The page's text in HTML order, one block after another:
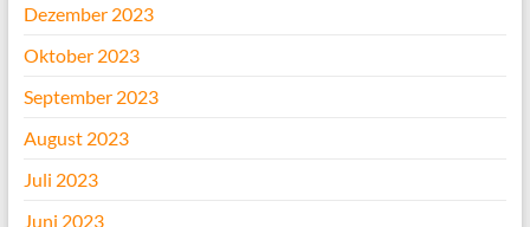
Dezember 2023
Oktober 2023
September 2023
August 2023
Juli 2023
Juni 2023